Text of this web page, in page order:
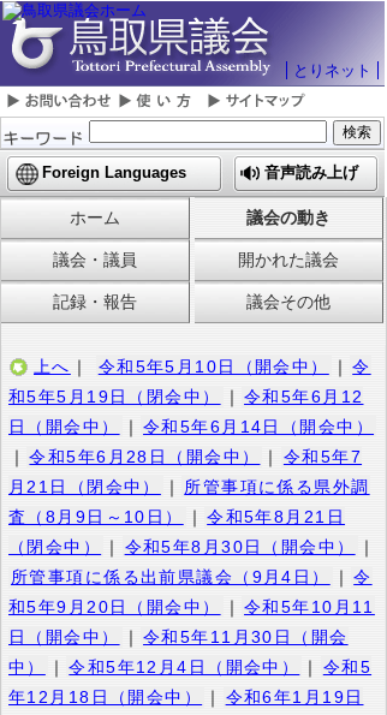
とりネット
Foreign Languages 音声読み上げ
ホーム 議会の動き
議会・議員 開かれた議会
記録・報告 議会その他
上へ ｜ 令和5年5月10日（開会中） ｜ 令
和5年5月19日（閉会中）
｜ 令和5年6月12
日（開会中）
｜ 令和5年6月14日（開会中）
｜ 令和5年6月28日（開会中） ｜
令和5年7
月21日（閉会中）
｜
所管事項に係る県外調
査（8月9日～10日）
｜ 令和5年8月21日
（閉会中）
｜ 令和5年8月30日（開会中）
｜
所管事項に係る出前県議会（9月4日）
｜ 令
和5年9月20日（開会中）
｜ 令和5年10月11
日（開会中）
｜ 令和5年11月30日（開会
中）
｜ 令和5年12月4日（開会中） ｜
令和5
年12月18日（開会中）
｜
令和6年1月19日